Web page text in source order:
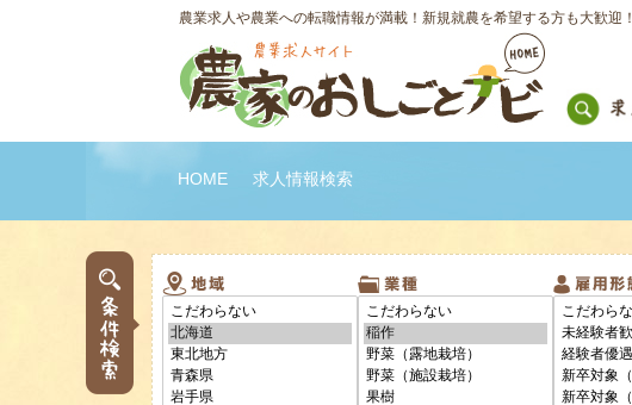
農業求人や農業への転職情報が満載！新規就農を希望する方も大歓迎！
HOME 求人情報検索